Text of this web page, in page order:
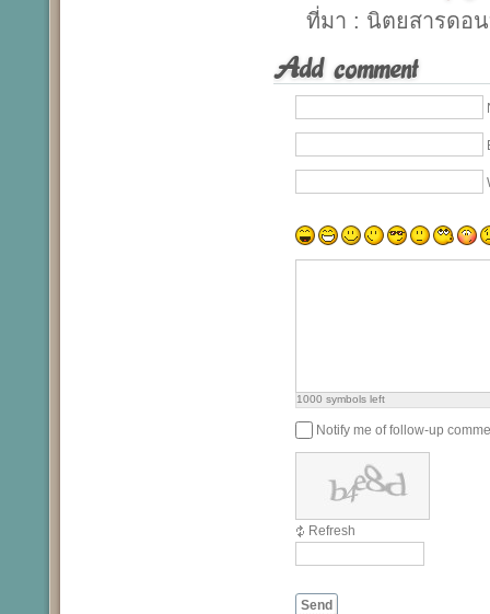
ที่มา : นิตยสารดอ
Add comment
1000 symbols left
Notify me of follow-up
Refresh
Send